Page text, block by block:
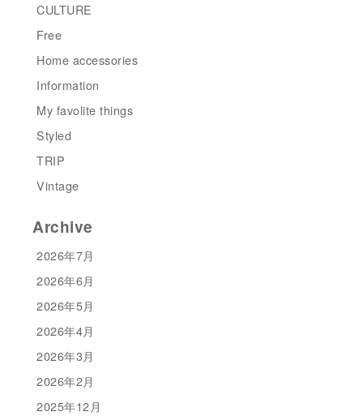
CULTURE
Free
Home accessories
Information
My favolite things
Styled
TRIP
Vintage
Archive
2026年7月
2026年6月
2026年5月
2026年4月
2026年3月
2026年2月
2025年12月